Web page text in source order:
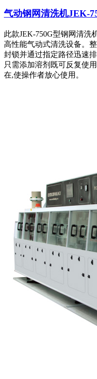
气动钢网清洗机JEK-
此款JEK-750G型钢网清洗
高性能气动式清洗设备。
封锁并通过指定路径迅速
只需添加溶剂既可反复使
在,使操作者放心使用。